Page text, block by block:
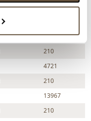
4721
210
4721
210
13967
210